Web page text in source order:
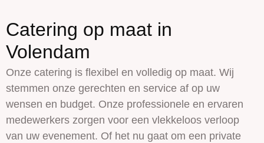
Catering op maat in
Volendam
Onze catering is flexibel en volledig op maat. Wij
stemmen onze gerechten en service af op uw
wensen en budget. Onze professionele en ervaren
medewerkers zorgen voor een vlekkeloos verloop
van uw evenement. Of het nu gaat om een private